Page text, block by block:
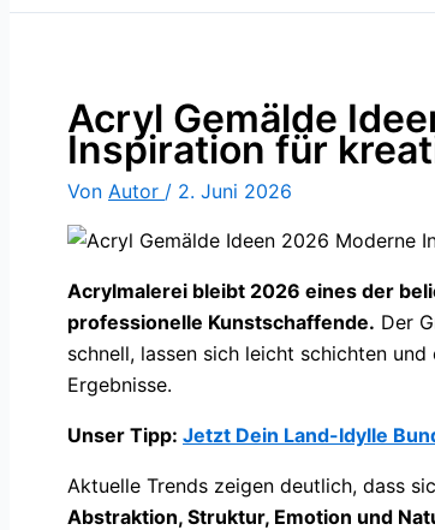
Acryl Gemälde
Inspiration für
Von Autor / 2. Juni 2026
Acrylmalerei bleibt 2026 eines der
professionelle Kunstschaffende. Der
schnell, lassen sich leicht schichten
Ergebnisse.
Unser Tipp: Jetzt Dein Land-Idylle
Aktuelle Trends zeigen deutlich, dass
Abstraktion, Struktur, Emotion und